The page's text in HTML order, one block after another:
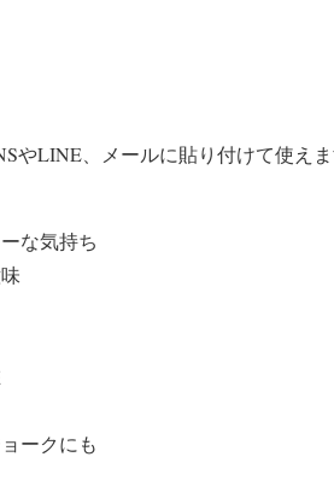
やLINE、メールに貼り付けて使え
な気持ち
ークにも